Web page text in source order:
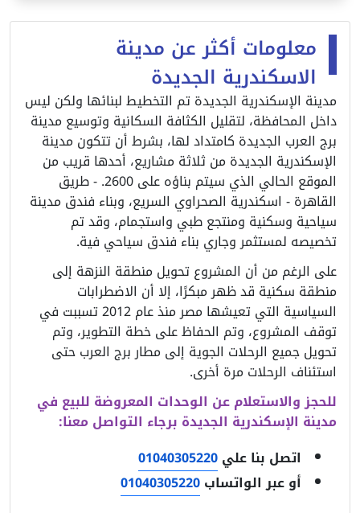
معلومات أكثر عن مدينة
الاسكندرية الجديدة
مدينة الإسكندرية الجديدة تم التخطيط لبنائها ولكن ليس
داخل المحافظة، لتقليل الكثافة السكانية وتوسيع مدينة
برج العرب الجديدة كامتداد لها، بشرط أن تتكون مدينة
الإسكندرية الجديدة من ثلاثة مشاريع، أحدها قريب من
الموقع الحالي الذي سيتم بناؤه على 2600. - طريق
القاهرة - اسكندرية الصحراوي السريع، وبناء فندق مدينة
سياحية وسكنية ومنتجع طبي واستجمام، وقد تم
تخصيصه لمستثمر وجاري بناء فندق سياحي فية.
على الرغم من أن المشروع تحويل منطقة النزهة إلى
منطقة سكنية قد ظهر مبكرًا، إلا أن الاضطرابات
السياسية التي تعيشها مصر منذ عام 2012 تسببت في
توقف المشروع، وتم الحفاظ على خطة التطوير، وتم
تحويل جميع الرحلات الجوية إلى مطار برج العرب حتى
استئناف الرحلات مرة أخرى.
للحجز والاستعلام عن الوحدات المعروضة للبيع في
مدينة الإسكندرية الجديدة برجاء التواصل معنا:
اتصل بنا علي01040305220
أو عبر الواتساب01040305220